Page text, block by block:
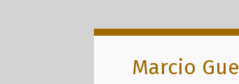
Marcio